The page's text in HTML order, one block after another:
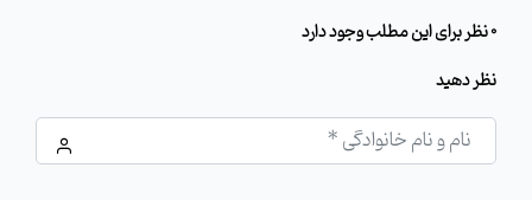
0 نظر برای این مطلب وجود دارد
نظر دهید